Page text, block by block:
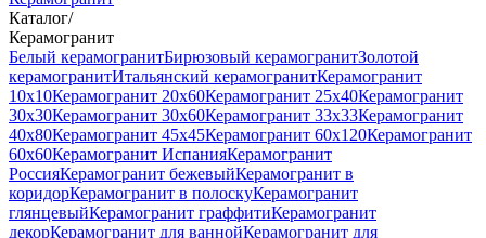
Каталог/
Керамогранит
Белый керамогранитБирюзовый керамогранитЗолотой
керамогранитИтальянский керамогранитКерамогранит
10x10Керамогранит 20x60Керамогранит 25x40Керамогранит
30x30Керамогранит 30x60Керамогранит 33x33Керамогранит
40x80Керамогранит 45x45Керамогранит 60x120Керамогранит
60x60Керамогранит ИспанияКерамогранит
РоссияКерамогранит бежевыйКерамогранит в
коридорКерамогранит в полоскуКерамогранит
глянцевыйКерамогранит граффитиКерамогранит
декорКерамогранит для ваннойКерамогранит для